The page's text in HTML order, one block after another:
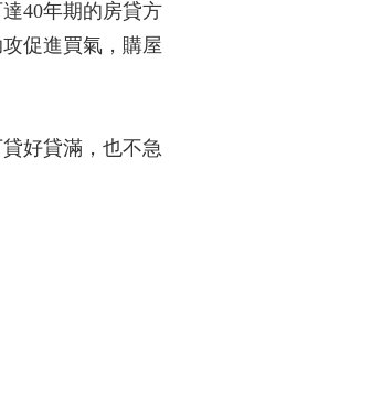
40年期的房貸方
促進買氣，購屋
好貸滿，也不急